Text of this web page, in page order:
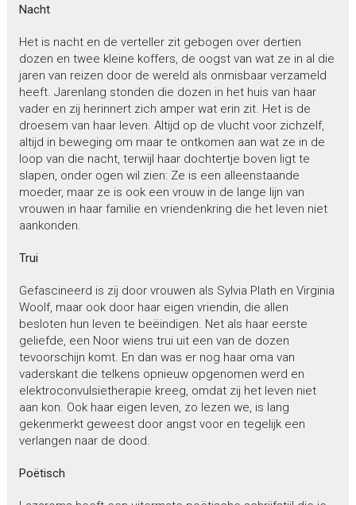
Nacht
Het is nacht en de verteller zit gebogen over dertien
dozen en twee kleine koffers, de oogst van wat ze in al die
jaren van reizen door de wereld als onmisbaar verzameld
heeft. Jarenlang stonden die dozen in het huis van haar
vader en zij herinnert zich amper wat erin zit. Het is de
droesem van haar leven. Altijd op de vlucht voor zichzelf,
altijd in beweging om maar te ontkomen aan wat ze in de
loop van die nacht, terwijl haar dochtertje boven ligt te
slapen, onder ogen wil zien: Ze is een alleenstaande
moeder, maar ze is ook een vrouw in de lange lijn van
vrouwen in haar familie en vriendenkring die het leven niet
aankonden.
Trui
Gefascineerd is zij door vrouwen als Sylvia Plath en Virginia
Woolf, maar ook door haar eigen vriendin, die allen
besloten hun leven te beëindigen. Net als haar eerste
geliefde, een Noor wiens trui uit een van de dozen
tevoorschijn komt. En dan was er nog haar oma van
vaderskant die telkens opnieuw opgenomen werd en
elektroconvulsietherapie kreeg, omdat zij het leven niet
aan kon. Ook haar eigen leven, zo lezen we, is lang
gekenmerkt geweest door angst voor en tegelijk een
verlangen naar de dood.
Poëtisch